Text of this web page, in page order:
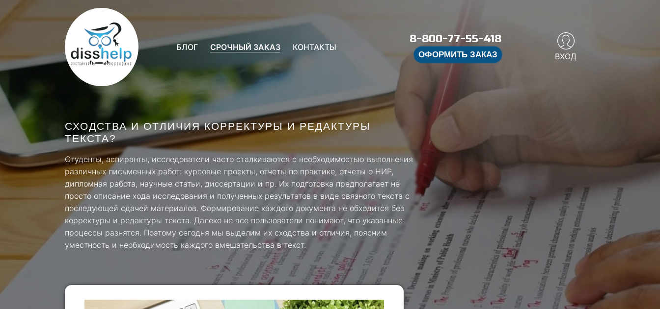
БЛОГ СРОЧНЫЙ ЗАКАЗ КОНТАКТЫ
8-800-77-55-418
ОФОРМИТЬ ЗАКАЗ ВХОД
СХОДСТВА И ОТЛИЧИЯ КОРРЕКТУРЫ И РЕДАКТУРЫ
ТЕКСТА?
Студенты, аспиранты, исследователи часто сталкиваются с необходимостью выполнения
различных письменных работ: курсовые проекты, отчеты по практике, отчеты о НИР,
дипломная работа, научные статьи, диссертации и пр. Их подготовка предполагает не
просто описание хода исследования и полученных результатов в виде связного текста с
последующей сдачей материалов. Формирование каждого документа не обходится без
корректуры и редактуры текста. Далеко не все пользователи понимают, что указанные
процессы разнятся. Поэтому сегодня мы выделим их сходства и отличия, поясним
уместность и необходимость каждого вмешательства в текст.